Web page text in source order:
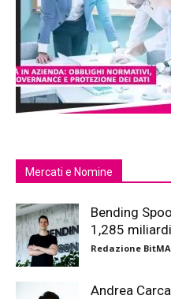
Mercati e Nomine
Bending
1,285
Redazione
Andrea